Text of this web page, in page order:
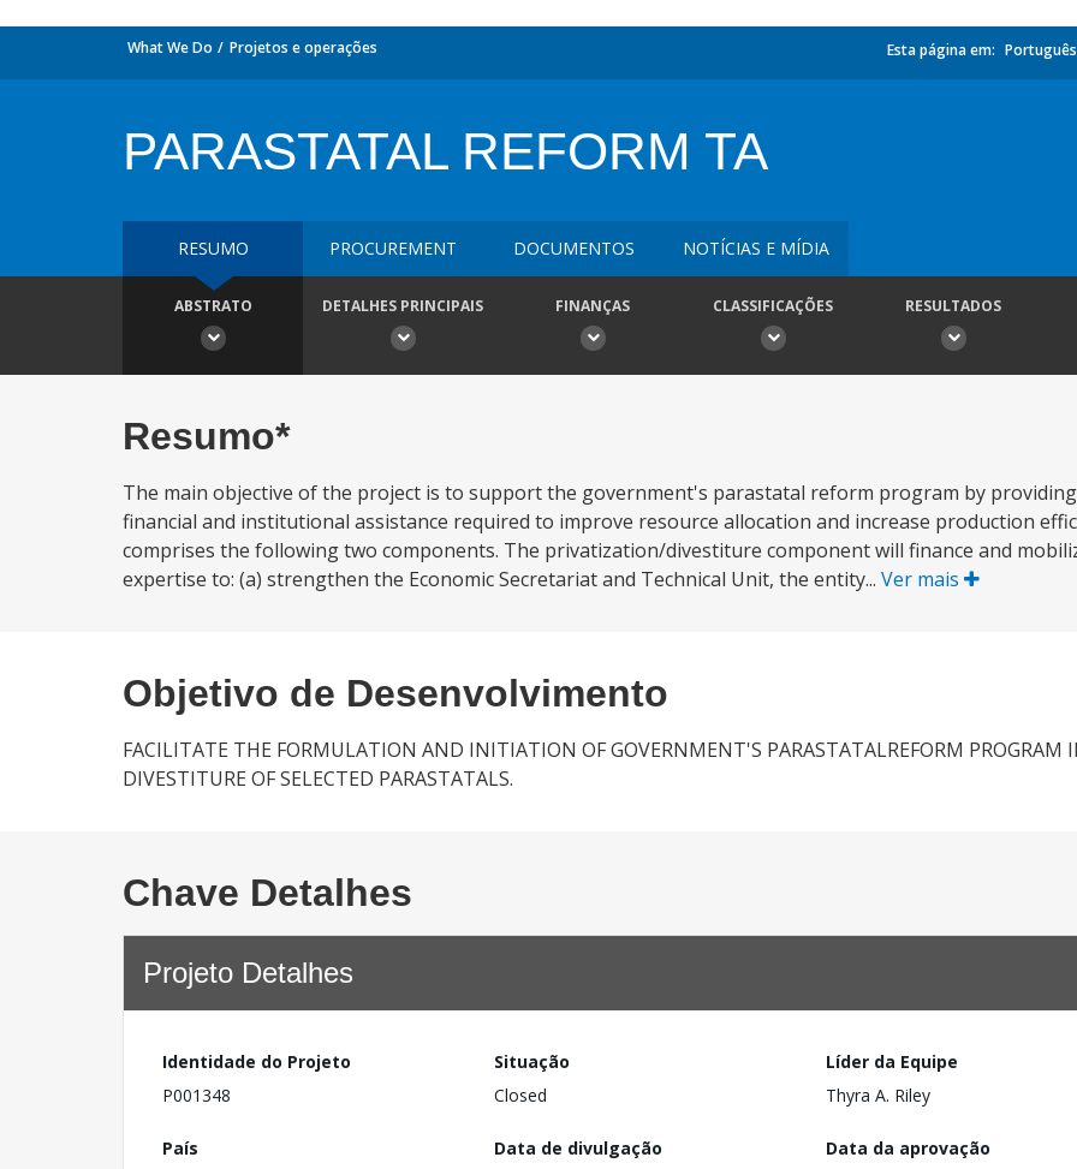
What We Do Projetos e operações Esta página em: Português
PARASTATAL REFORM TA
RESUMO PROCUREMENT DOCUMENTOS NOTÍCIAS E MÍDIA
ABSTRATO DETALHES PRINCIPAIS FINANÇAS CLASSIFICAÇÕES RESULTADOS
Resumo*
The main objective of the project is to support the government's parastatal reform program by
financial and institutional assistance required to improve resource allocation and increase production
comprises the following two components. The privatization/divestiture component will finance and
expertise to: (a) strengthen the Economic Secretariat and Technical Unit, the entity... Ver mais
Objetivo de Desenvolvimento
FACILITATE THE FORMULATION AND INITIATION OF GOVERNMENT'S PARASTATALREFORM PROGRAM
DIVESTITURE OF SELECTED PARASTATALS.
Chave Detalhes
Projeto Detalhes
Identidade do Projeto
P001348
Situação
Closed
Líder da Equipe
Thyra A. Riley
País
Data de divulgação
Data da aprovação